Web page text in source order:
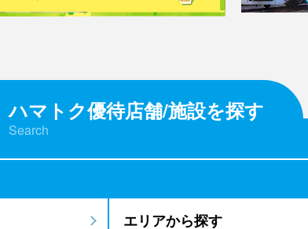
ハマトク優待店舗/施設を探す
Search
エリアから探す